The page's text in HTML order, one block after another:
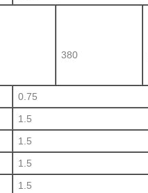
380
0.75
1.5
1.5
1.5
1.5